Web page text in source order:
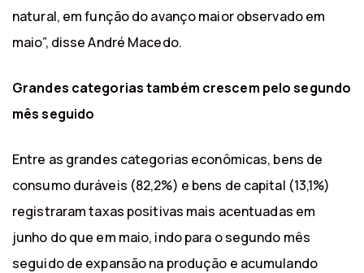
natural, em função do avanço maior observado em
maio”, disse André Macedo.
Grandes categorias também crescem pelo segundo
mês seguido
Entre as grandes categorias econômicas, bens de
consumo duráveis (82,2%) e bens de capital (13,1%)
registraram taxas positivas mais acentuadas em
junho do que em maio, indo para o segundo mês
seguido de expansão na produção e acumulando